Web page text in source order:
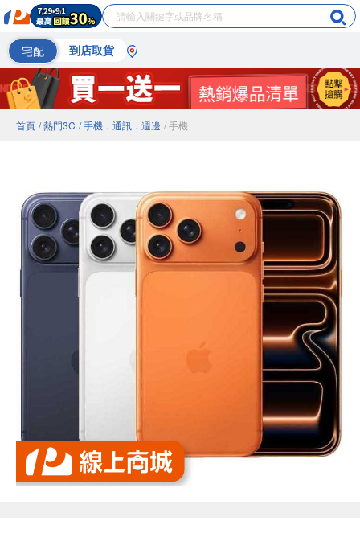
宅配 到店取貨
首頁 / 熱門3C / 手機．通訊．週邊 / 手機